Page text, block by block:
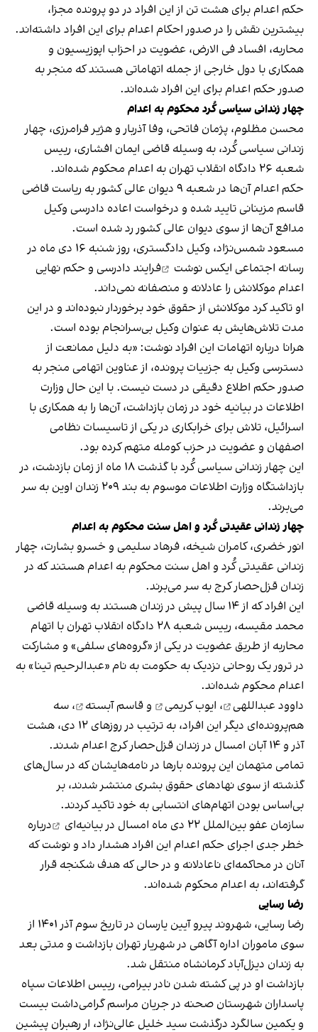
حکم اعدام برای هشت تن از این افراد در دو پرونده مجزا،
بیشترین نقش را در صدور احکام اعدام برای این افراد داشته‌اند.
محاربه، افساد فی‌ الارض، عضویت در احزاب اپوزیسیون و
همکاری با دول خارجی از جمله اتهاماتی هستند که منجر به
صدور حکم اعدام برای این افراد شده‌اند.
چهار زندانی سیاسی کُرد محکوم به اعدام
محسن مظلوم، پژمان فاتحی، وفا آذربار و هژیر فرامرزی، چهار
زندانی سیاسی کُرد، به وسیله قاضی ایمان افشاری، رییس
شعبه ۲۶ دادگاه انقلاب تهران به اعدام محکوم شده‌اند.
حکم اعدام آن‌ها در شعبه ۹ دیوان عالی کشور به ریاست قاضی
قاسم مزینانی تایید شده و درخواست اعاده دادرسی وکیل
مدافع آن‌ها از سوی دیوان عالی کشور رد شده است.
مسعود شمس‌نژاد، وکیل دادگستری، روز شنبه ۱۶ دی‌ ماه در
رسانه اجتماعی ایکس نوشت
فرایند دادرسی و حکم نهایی
اعدام موکلانش را عادلانه و منصفانه نمی‌داند.
او تاکید کرد موکلانش از حقوق خود برخوردار نبوده‌اند و در این
مدت تلاش‌هایش به عنوان وکیل بی‌سرانجام بوده است.
هرانا درباره اتهامات این افراد نوشت: «به دلیل ممانعت از
دسترسی وکیل به جزییات پرونده، از عناوین اتهامی منجر به
صدور حکم اطلاع دقیقی در دست نیست. با این حال وزارت
اطلاعات در بیانیه خود در زمان بازداشت، آن‌ها را به همکاری با
اسرائیل، تلاش برای خرابکاری در یکی از تاسیسات نظامی
اصفهان و عضویت در حزب کومله متهم کرده بود.
این چهار زندانی سیاسی کُرد با گذشت ۱۸ ماه از زمان بازدشت، در
بازداشتگاه وزارت اطلاعات موسوم به بند ۲۰۹ زندان اوین به سر
می‌برند.
چهار زندانی عقیدتی کُرد و اهل سنت محکوم به اعدام
انور خضری، کامران شیخه، فرهاد سلیمی و خسرو بشارت، چهار
زندانی عقیدتی کُرد و اهل سنت محکوم به اعدام هستند که در
زندان قزل‌حصار کرج به سر می‌برند.
این افراد که از ۱۴ سال پیش در زندان هستند به وسیله قاضی
محمد مقیسه، رییس شعبه ۲۸ دادگاه انقلاب تهران با اتهام
محاربه از طریق عضویت در یکی از «گروه‌های سلفی» و مشارکت
در ترور یک روحانی نزدیک به حکومت به نام «عبدالرحیم تینا» به
اعدام محکوم شده‌اند.
داوود عبداللهی
، ایوب کریمی وقاسم آبسته
، سه
هم‌پرونده‌ای دیگر این افراد، به ترتیب در روزهای ۱۲ دی‌، هشت
آذر و ۱۴ آبان امسال در زندان قزل‌حصار کرج اعدام شدند.
تمامی متهمان این پرونده بارها در نامه‌هایشان که در سال‌های
گذشته از سوی نهادهای حقوق بشری منتشر شدند، بر
بی‌اساس بودن اتهام‌های انتسابی به خود تاکید کردند.
سازمان عفو بین‌الملل ۲۲ دی‌‌ ماه امسال در
بیانیه‌ای
درباره
خطر جدی اجرای حکم اعدام این افراد هشدار داد و نوشت که
آنان در محاکمه‌ای ناعادلانه و در حالی که هدف شکنجه قرار
گرفته‌اند، به اعدام محکوم شده‌اند.
رضا رسایی
رضا رسایی، شهروند پیرو آیین یارسان در تاریخ سوم آذر ۱۴۰۱ از
سوی ماموران اداره آگاهی در شهریار تهران بازداشت و مدتی بعد
به زندان دیزل‌آباد کرمانشاه منتقل شد.
بازداشت او در پی کشته شدن نادر بیرامی، رییس اطلاعات سپاه
پاسداران شهرستان صحنه در جریان مراسم گرامی‌داشت بیست
و یکمین سالگرد درگذشت سید خلیل عالی‌‌نژاد، ار رهبران پیشین